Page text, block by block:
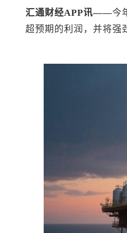
汇通财经APP讯——今
超预期的利润，并将强